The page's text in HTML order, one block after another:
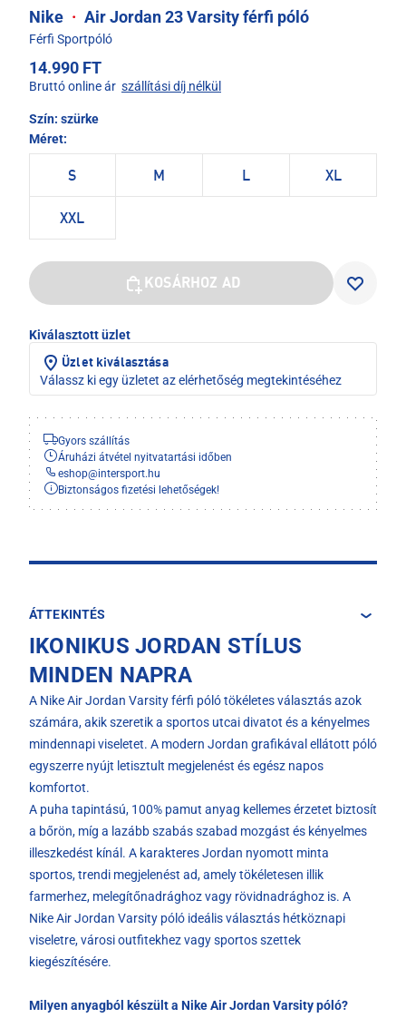
Nike · Air Jordan 23 Varsity férfi póló
Férfi Sportpóló
14.990 FT
Bruttó online ár szállítási díj nélkül
Szín: szürke
Méret:
S M L XL
XXL
KOSÁRHOZ AD
Kiválasztott üzlet
Üzlet kiválasztása
Válassz ki egy üzletet az elérhetőség megtekintéséhez
Gyors szállítás
Áruházi átvétel nyitvatartási időben
eshop@intersport.hu
Biztonságos fizetési lehetőségek!
ÁTTEKINTÉS
IKONIKUS JORDAN STÍLUS
MINDEN NAPRA
A Nike Air Jordan Varsity férfi póló tökéletes választás azok
számára, akik szeretik a sportos utcai divatot és a kényelmes
mindennapi viseletet. A modern Jordan grafikával ellátott póló
egyszerre nyújt letisztult megjelenést és egész napos
komfortot.
A puha tapintású, 100% pamut anyag kellemes érzetet biztosít
a bőrön, míg a lazább szabás szabad mozgást és kényelmes
illeszkedést kínál. A karakteres Jordan nyomott minta
sportos, trendi megjelenést ad, amely tökéletesen illik
farmerhez, melegítőnadrághoz vagy rövidnadrághoz is. A
Nike Air Jordan Varsity póló ideális választás hétköznapi
viseletre, városi outfitekhez vagy sportos szettek
kiegészítésére.
Milyen anyagból készült a Nike Air Jordan Varsity póló?